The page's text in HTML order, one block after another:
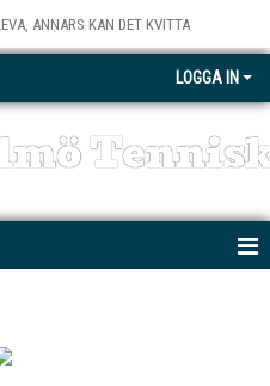
ANNARS KAN DET KVITTA
LOGGA IN